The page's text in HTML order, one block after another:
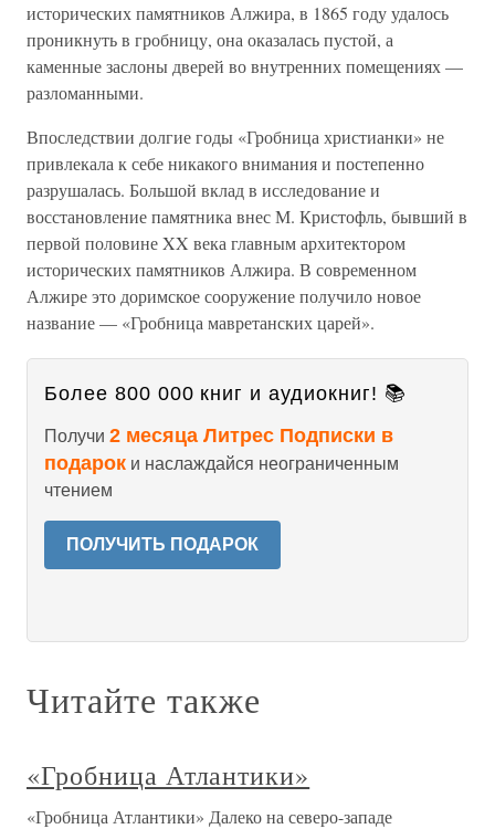
исторических памятников Алжира, в 1865 году удалось
проникнуть в гробницу, она оказалась пустой, а
каменные заслоны дверей во внутренних помещениях —
разломанными.
Впоследствии долгие годы «Гробница христианки» не
привлекала к себе никакого внимания и постепенно
разрушалась. Большой вклад в исследование и
восстановление памятника внес М. Кристофль, бывший в
первой половине XX века главным архитектором
исторических памятников Алжира. В современном
Алжире это доримское сооружение получило новое
название — «Гробница мавретанских царей».
Более 800 000 книг и аудиокниг! 📚
Получи 2 месяца Литрес Подписки в
подарок и наслаждайся неограниченным
чтением
ПОЛУЧИТЬ ПОДАРОК
Читайте также
«Гробница Атлантики»
«Гробница Атлантики» Далеко на северо-западе